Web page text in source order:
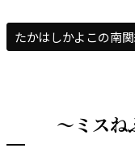
たかはしかよこの南
～ミスね